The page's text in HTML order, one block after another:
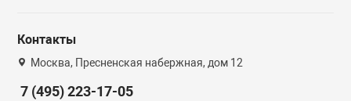
Контакты
Москва, Пресненская набержная, дом 12
7 (495) 223-17-05